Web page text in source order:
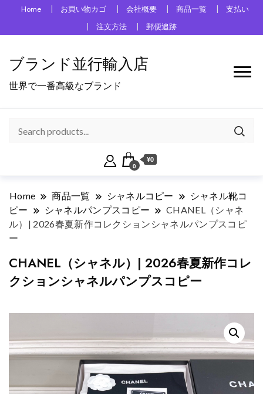
Home お買い物カゴ 会社概要 商品一覧
支払い
注文方法
郵便追跡
ブランド並行輸入店
世界で一番高級なブランド
0
¥0
Home 商品一覧 シャネルコピー
シャネル靴コ
ピー
シャネルパンプスコピー
CHANEL（シャネ
ル）| 2026春夏新作コレクションシャネルパンプスコピ
ー
CHANEL（シャネル）| 2026春夏新作コレ
クションシャネルパンプスコピー